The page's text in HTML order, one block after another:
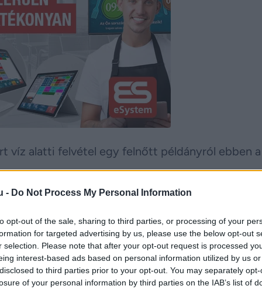
- Do Not Process My Personal Information
opt-out of the sale, sharing to third parties, or processing of your
for targeted advertising by us, please use the below opt-out
selection. Please note that after your opt-out request is processed
interest-based ads based on personal information utilized by us
to third parties prior to your opt-out. You may separately
of your personal information by third parties on the IAB’s list of
víz alatti felvétel egy felnőtt példányról ebben a
akcióban vettek részt, amely során egy
távolítottak el. A csapat nagyjából
szorosban, amikor a mélyből váratlanul feltűnt
amelyet sokan az első ilyen jellegű, víz